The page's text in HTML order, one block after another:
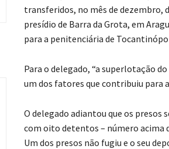
transferidos, no mês de dezembro,
presídio de Barra da Grota, em
para a penitenciária de
Para o delegado, “a superlotação
um dos fatores que contribuiu para
O delegado adiantou que os presos
com oito detentos – número acima
Um dos presos não fugiu e o seu